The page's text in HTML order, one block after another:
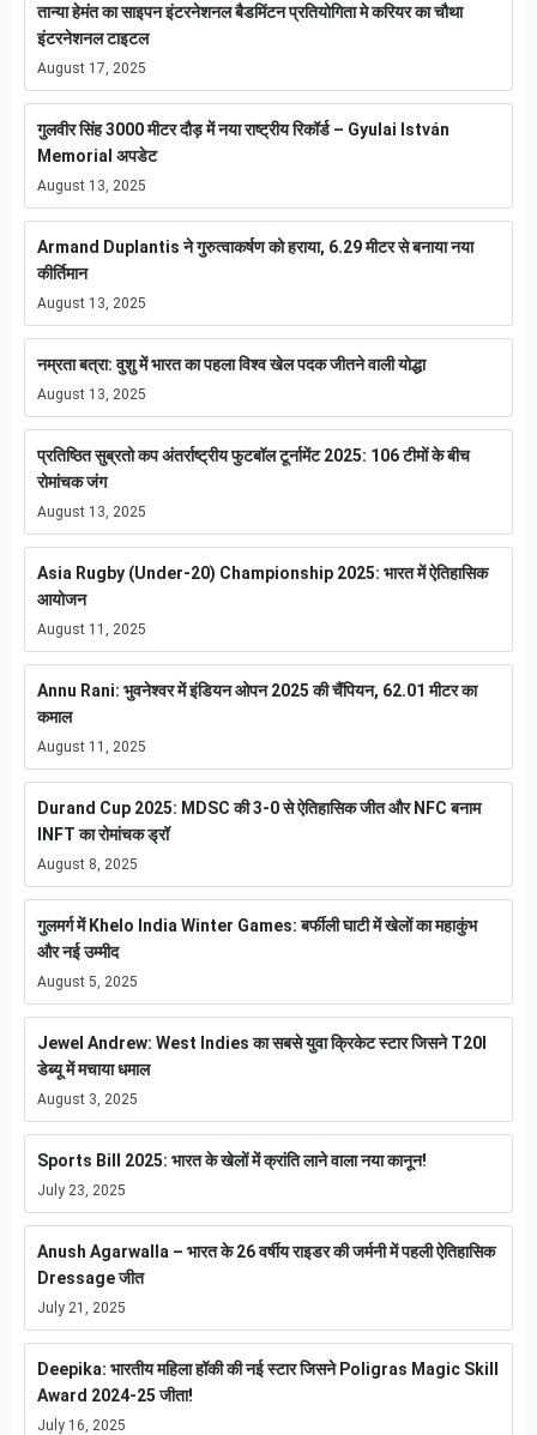
तान्या हेमंत का साइपन इंटरनेशनल बैडमिंटन प्रतियोगिता मे करियर का चौथा
इंटरनेशनल टाइटल
August 17, 2025
गुलवीर सिंह 3000 मीटर दौड़ में नया राष्ट्रीय रिकॉर्ड – Gyulai István
Memorial अपडेट
August 13, 2025
Armand Duplantis ने गुरुत्वाकर्षण को हराया, 6.29 मीटर से बनाया नया
कीर्तिमान
August 13, 2025
नम्रता बत्रा: वुशु में भारत का पहला विश्व खेल पदक जीतने वाली योद्धा
August 13, 2025
प्रतिष्ठित सुब्रतो कप अंतर्राष्ट्रीय फुटबॉल टूर्नामेंट 2025: 106 टीमों के बीच
रोमांचक जंग
August 13, 2025
Asia Rugby (Under-20) Championship 2025: भारत में ऐतिहासिक
आयोजन
August 11, 2025
Annu Rani: भुवनेश्वर में इंडियन ओपन 2025 की चैंपियन, 62.01 मीटर का
कमाल
August 11, 2025
Durand Cup 2025: MDSC की 3-0 से ऐतिहासिक जीत और NFC बनाम
INFT का रोमांचक ड्रॉ
August 8, 2025
गुलमर्ग में Khelo India Winter Games: बर्फीली घाटी में खेलों का महाकुंभ
और नई उम्मीद
August 5, 2025
Jewel Andrew: West Indies का सबसे युवा क्रिकेट स्टार जिसने T20I
डेब्यू में मचाया धमाल
August 3, 2025
Sports Bill 2025: भारत के खेलों में क्रांति लाने वाला नया कानून!
July 23, 2025
Anush Agarwalla – भारत के 26 वर्षीय राइडर की जर्मनी में पहली ऐतिहासिक
Dressage जीत
July 21, 2025
Deepika: भारतीय महिला हॉकी की नई स्टार जिसने Poligras Magic Skill
Award 2024-25 जीता!
July 16, 2025